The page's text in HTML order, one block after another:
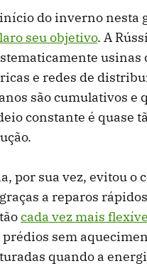
do inverno nesta
seu objetivo. A
usinas
e redes de
são cumulativos e
constante é quase
por sua vez, evitou o
a reparos
cada vez mais
sem
quando a